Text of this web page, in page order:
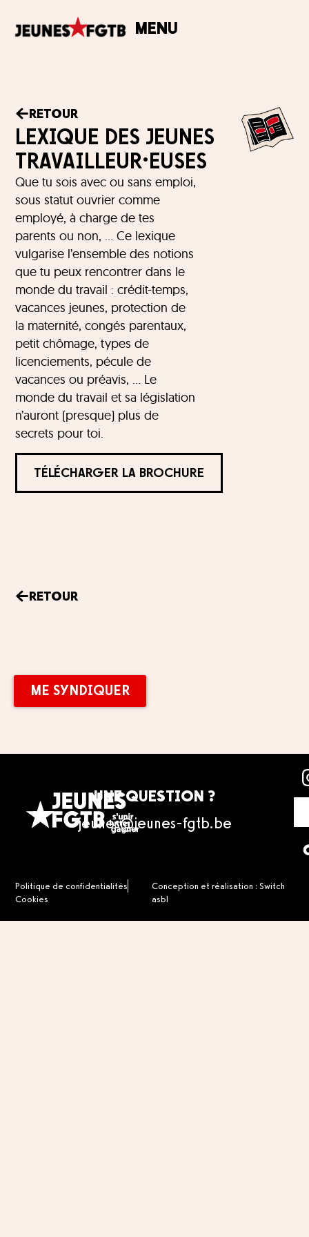
MENU
RETOUR
LEXIQUE DES JEUNES
TRAVAILLEUR·EUSES
Que tu sois avec ou sans emploi,
sous statut ouvrier comme
employé, à charge de tes
parents ou non, … Ce lexique
vulgarise l’ensemble des notions
que tu peux rencontrer dans le
monde du travail : crédit-temps,
vacances jeunes, protection de
la maternité, congés parentaux,
petit chômage, types de
licenciements, pécule de
vacances ou préavis, … Le
monde du travail et sa législation
n’auront (presque) plus de
secrets pour toi.
TÉLÉCHARGER LA BROCHURE
RETOUR
ME SYNDIQUER
ME SYNDIQUER
UNE QUESTION ?
jeunes@jeunes-fgtb.be
Politique de confidentialités
Cookies
Conception et réalisation : Switch
asbl